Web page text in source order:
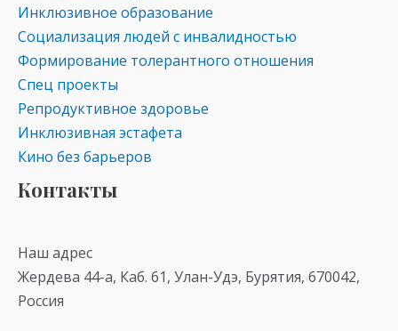
Инклюзивное образование
Социализация людей с инвалидностью
Формирование толерантного отношения
Спец проекты
Репродуктивное здоровье
Инклюзивная эстафета
Кино без барьеров
Контакты
Наш адрес
Жердева 44-а, Каб. 61, Улан-Удэ, Бурятия, 670042,
Россия